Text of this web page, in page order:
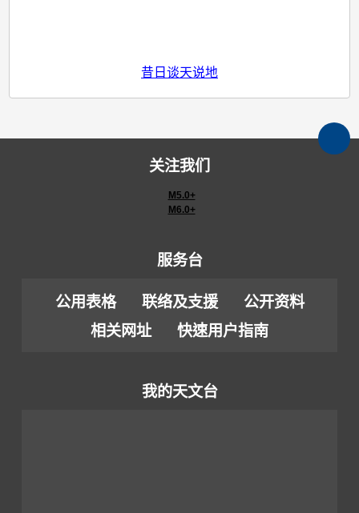
昔日谈天说地
关注我们
M5.0+
M6.0+
服务台
公用表格 联络及支援
公开资料
相关网址
快速用户指南
我的天文台